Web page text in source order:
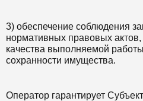
3) обеспечение соблюдения
нормативных правовых актов,
качества выполняемой
сохранности имущества.
Оператор гарантирует